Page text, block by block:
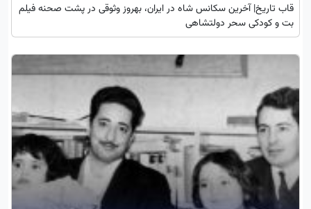
قاب تاریخ| آخرین سکانس شاه در ایران، بهروز وثوقی در پشت صحنه فیلم
بت و کودکی سحر دولتشاهی